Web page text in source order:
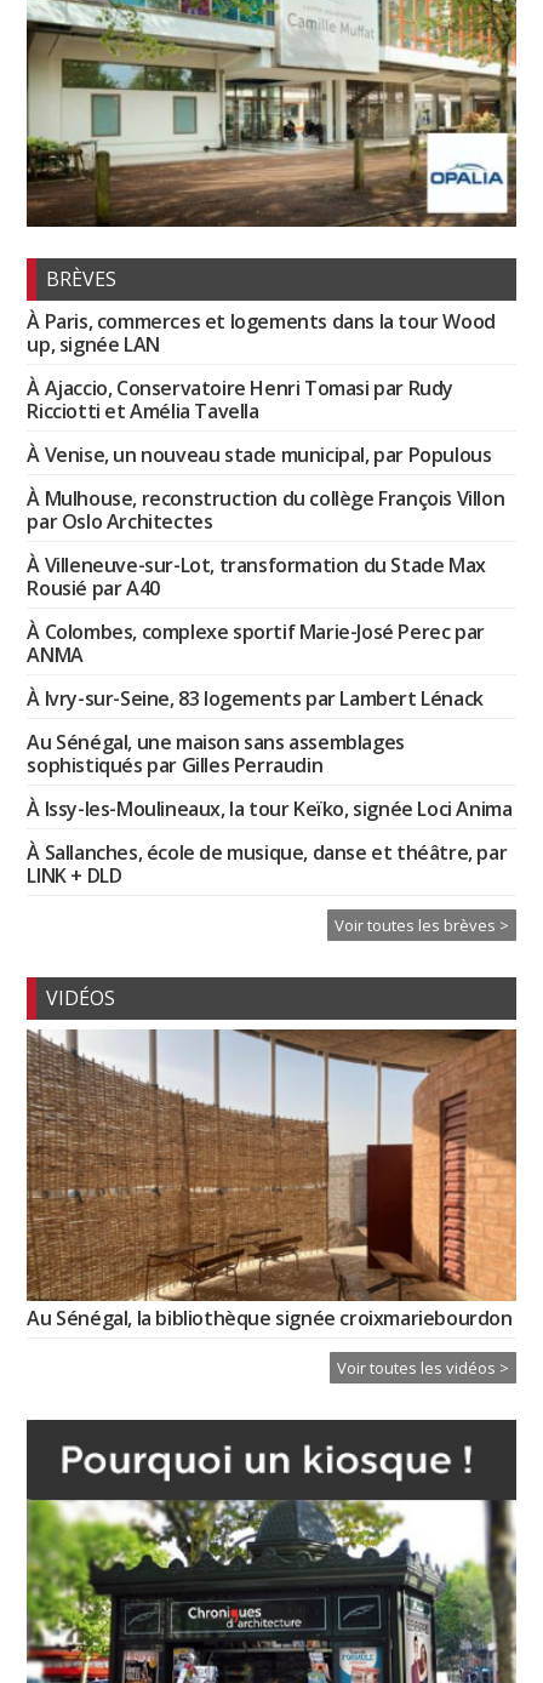
BRÈVES
À Paris, commerces et logements dans la tour Wood
up, signée LAN
À Ajaccio, Conservatoire Henri Tomasi par Rudy
Ricciotti et Amélia Tavella
À Venise, un nouveau stade municipal, par Populous
À Mulhouse, reconstruction du collège François Villon
par Oslo Architectes
À Villeneuve-sur-Lot, transformation du Stade Max
Rousié par A40
À Colombes, complexe sportif Marie-José Perec par
ANMA
À Ivry-sur-Seine, 83 logements par Lambert Lénack
Au Sénégal, une maison sans assemblages
sophistiqués par Gilles Perraudin
À Issy-les-Moulineaux, la tour Keïko, signée Loci Anima
À Sallanches, école de musique, danse et théâtre, par
LINK + DLD
Voir toutes les brèves >
VIDÉOS
Au Sénégal, la bibliothèque signée croixmariebourdon
Voir toutes les vidéos >